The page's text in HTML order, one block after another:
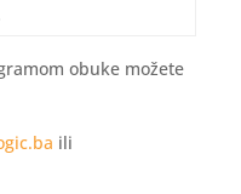
obuke možete
ili